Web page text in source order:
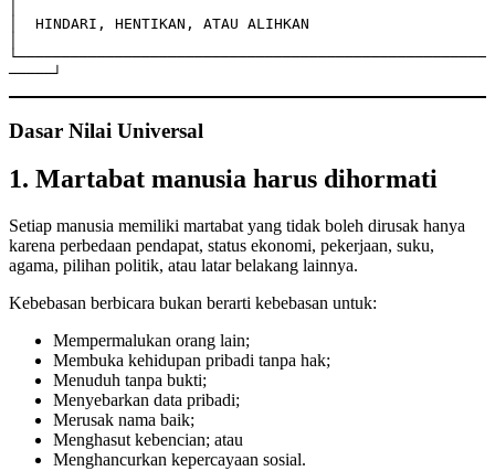
│  HINDARI, HENTIKAN, ATAU ALIHKAN
└─────────────────────────────────────────────────────
Dasar Nilai Universal
1. Martabat manusia harus dihormati
Setiap manusia memiliki martabat yang tidak boleh dirusak hanya
karena perbedaan pendapat, status ekonomi, pekerjaan, suku,
agama, pilihan politik, atau latar belakang lainnya.
Kebebasan berbicara bukan berarti kebebasan untuk:
Mempermalukan orang lain;
Membuka kehidupan pribadi tanpa hak;
Menuduh tanpa bukti;
Menyebarkan data pribadi;
Merusak nama baik;
Menghasut kebencian; atau
Menghancurkan kepercayaan sosial.